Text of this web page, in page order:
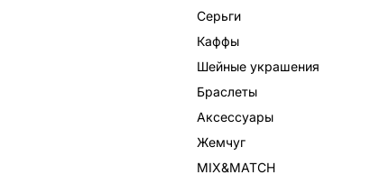
Серьги
Каффы
Шейные украшения
Браслеты
Аксессуары
Жемчуг
MIX&MATCH